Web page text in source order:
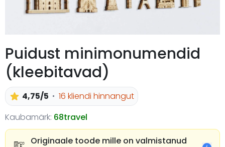
Puidust minimonumendid
(kleebitavad)
4,75/5
16 kliendi hinnangut
Kaubamärk: 68travel
Originaale toode mille on valmistanud